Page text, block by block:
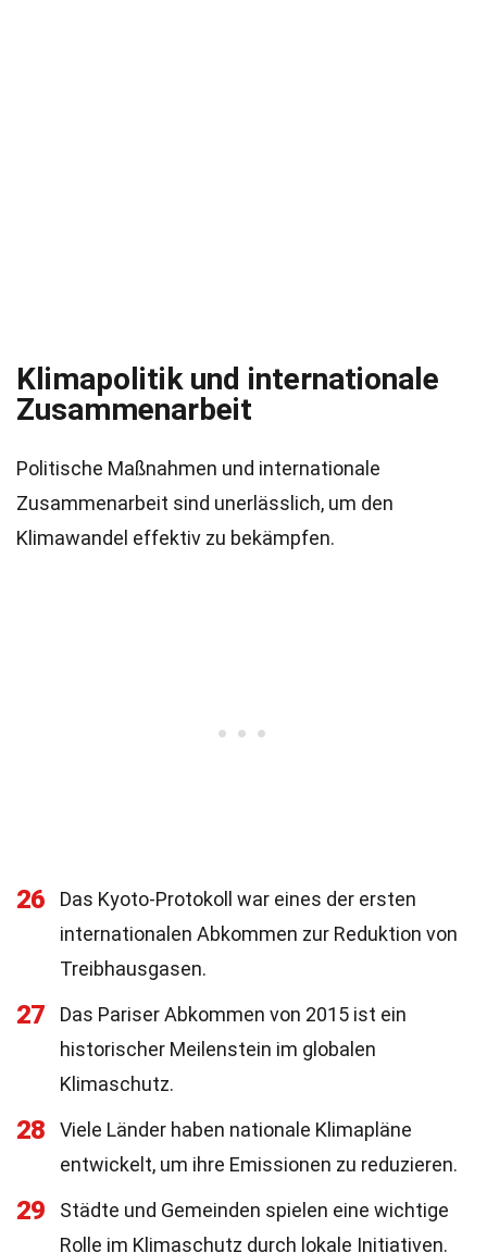
Klimapolitik und internationale
Zusammenarbeit
Politische Maßnahmen und internationale
Zusammenarbeit sind unerlässlich, um den
Klimawandel effektiv zu bekämpfen.
26
Das Kyoto-Protokoll war eines der ersten
internationalen Abkommen zur Reduktion von
Treibhausgasen.
27
Das Pariser Abkommen von 2015 ist ein
historischer Meilenstein im globalen
Klimaschutz.
28
Viele Länder haben nationale Klimapläne
entwickelt, um ihre Emissionen zu reduzieren.
29
Städte und Gemeinden spielen eine wichtige
Rolle im Klimaschutz durch lokale Initiativen.